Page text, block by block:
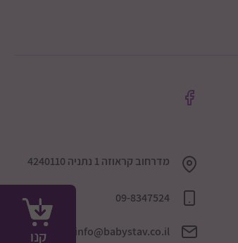
קנו
מדרחוב קראוזה 1 נתניה 4240110
09-8347524
info@babystav.co.il